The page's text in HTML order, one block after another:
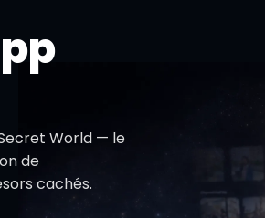
World — le
de
cachés.